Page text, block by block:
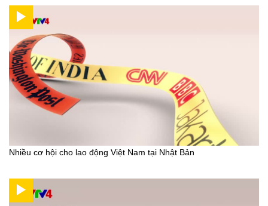
Nhiều cơ hội cho lao động Việt Nam tại Nhật Bản